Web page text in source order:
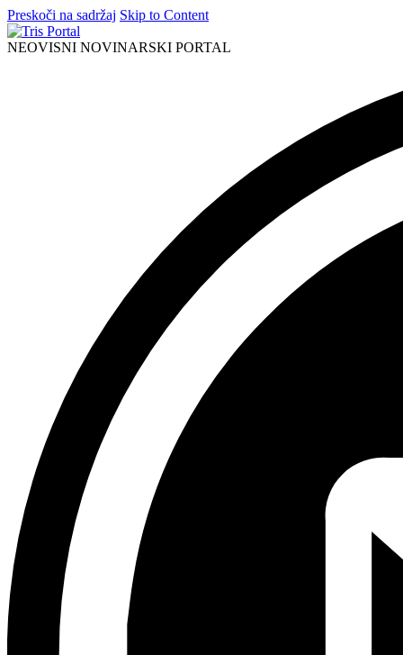
Preskoči na sadržaj Skip to Content
NEOVISNI NOVINARSKI PORTAL